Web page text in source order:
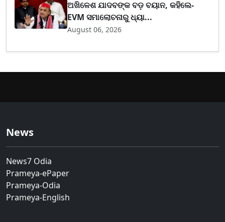
ଅଖିଳେଶ ଯାଦବଙ୍କ ବଡ଼ ବୟାନ, କହିଲେ-
EVM ସମାଲୋଚନାରୁ ଧ୍ୟା...
August 06, 2026
News
News7 Odia
Prameya-ePaper
Prameya-Odia
Prameya-English